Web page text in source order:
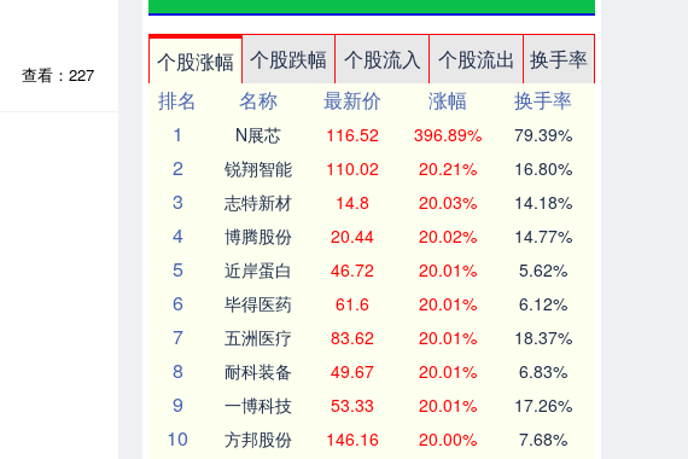
查看：227 个股涨幅 个股跌幅 个股流入 个股流出
换手率
排名
名称 最新价 涨幅
换手率
1
N展芯 116.52 396.89% 79.39%
2 锐翔智能 110.02 20.21% 16.80%
3 志特新材 14.8 20.03% 14.18%
4 博腾股份 20.44 20.02% 14.77%
5 近岸蛋白 46.72 20.01% 5.62%
6 毕得医药 61.6 20.01% 6.12%
7 五洲医疗 83.62 20.01% 18.37%
8 耐科装备 49.67 20.01% 6.83%
9 一博科技 53.33 20.01% 17.26%
10 方邦股份 146.16 20.00% 7.68%